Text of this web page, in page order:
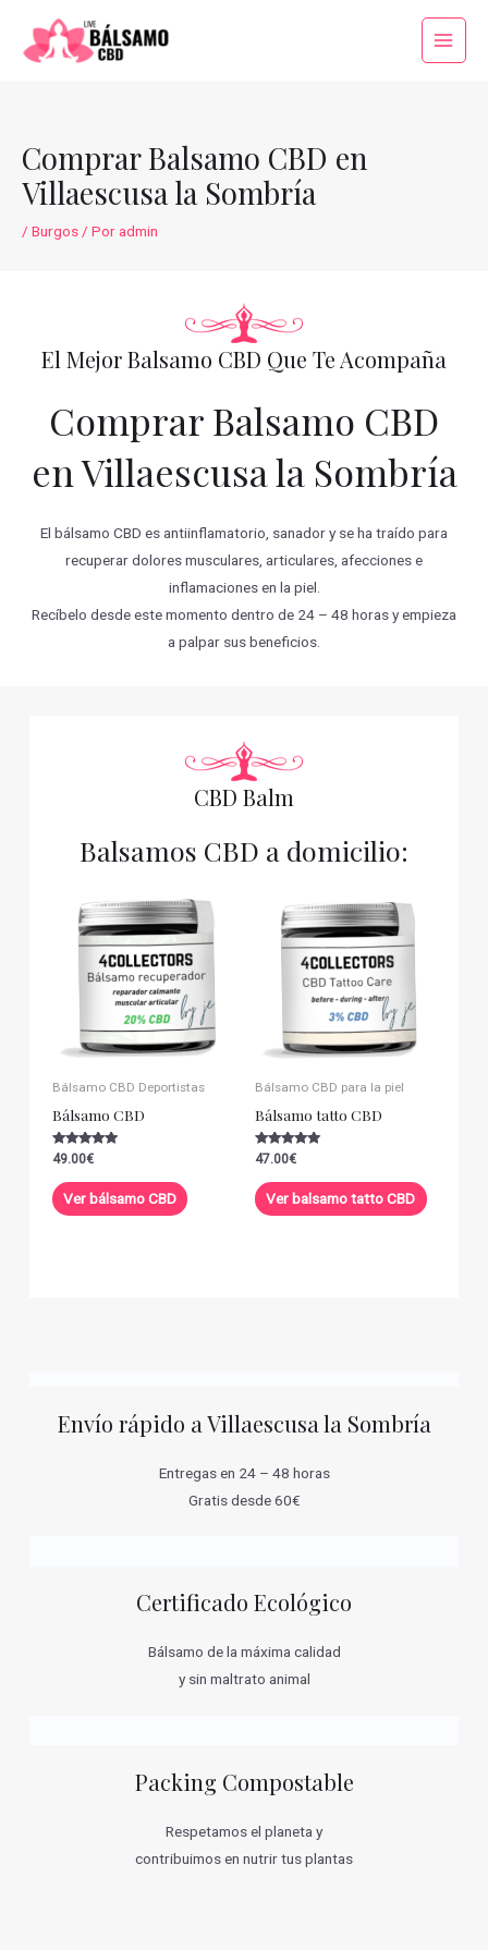
contenido
Main
Comprar Balsamo CBD en
Villaescusa la Sombría
/ Burgos / Poradmin
El Mejor Balsamo CBD Que Te Acompaña
Comprar Balsamo CBD
en Villaescusa la Sombría
El bálsamo CBD es antiinflamatorio, sanador y se ha traído para
recuperar dolores musculares, articulares, afecciones e
inflamaciones en la piel.
Recíbelo desde este momento dentro de 24 – 48 horas y empieza
a palpar sus beneficios.
CBD Balm
Balsamos CBD a domicilio:
Bálsamo CBD Deportistas
Bálsamo CBD
Valorado con
de 5
49.00€
Ver bálsamo CBD
Bálsamo CBD para la piel
Bálsamo tatto CBD
Valorado con
de 5
47.00€
Ver balsamo tatto CBD
Envío rápido a Villaescusa la Sombría
Entregas en 24 – 48 horas
Gratis desde 60€
Certificado Ecológico
Bálsamo de la máxima calidad
y sin maltrato animal
Packing Compostable
Respetamos el planeta y
contribuimos en nutrir tus plantas